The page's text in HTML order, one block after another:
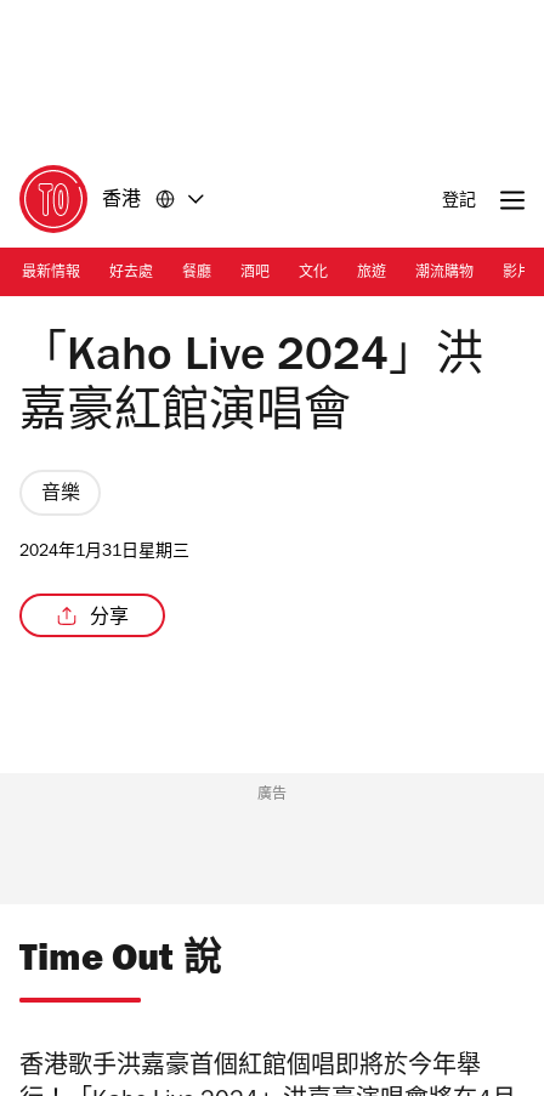
香港 登記
最新情報 好去處 餐廳 酒吧 文化 旅遊 潮流購物 影片
Photograph: Facebook/Hung KAHO 洪嘉豪
「Kaho Live 2024」洪
嘉豪紅館演唱會
音樂
2024年1月31日星期三
分享
廣告
Time Out 說
香港歌手洪嘉豪首個紅館個唱即將於今年舉